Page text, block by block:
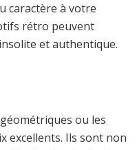
caractère à votre
rétro peuvent
et authentique.
ou les
excellents. Ils sont non